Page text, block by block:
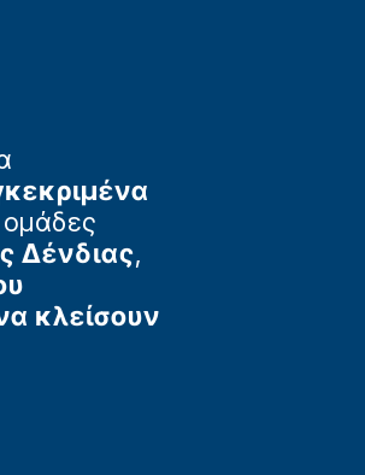
ομάδες
Δένδιας,
κλείσουν